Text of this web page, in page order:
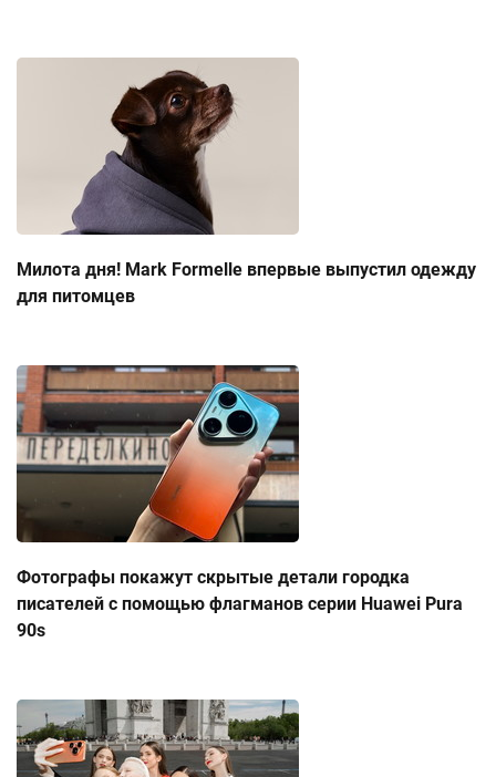
Милота дня! Mark Formelle впервые выпустил одежду
для питомцев
Фотографы покажут скрытые детали городка
писателей с помощью флагманов серии Huawei Pura
90s